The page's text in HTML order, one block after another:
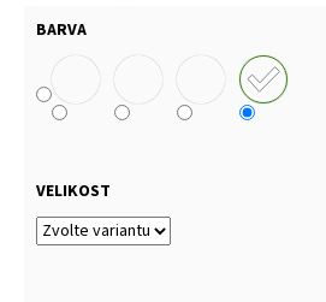
BARVA
VELIKOST